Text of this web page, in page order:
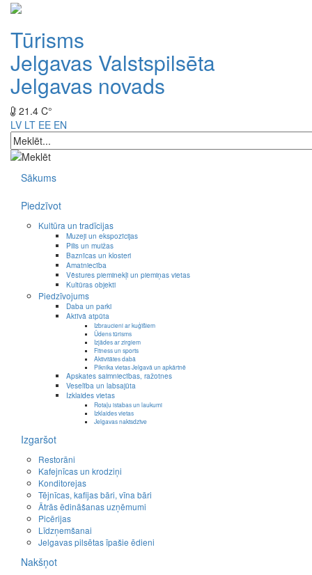
Tūrisms
Jelgavas Valstspilsēta
Jelgavas novads
21.4 C°
LV LT EE EN
Sākums
Piedzīvot
Kultūra un tradīcijas
Muzeji un ekspozīcijas
Pilis un muižas
Baznīcas un klosteri
Amatniecība
Vēstures pieminekļi un piemiņas vietas
Kultūras objekti
Piedzīvojums
Daba un parki
Aktīvā atpūta
Izbraucieni ar kuģīšiem
Ūdens tūrisms
Izjādes ar zirgiem
Fitness un sports
Aktivitātes dabā
Piknika vietas Jelgavā un apkārtnē
Apskates saimniecības, ražotnes
Veselība un labsajūta
Izklaides vietas
Rotaļu istabas un laukumi
Izklaides vietas
Jelgavas naktsdzīve
Izgaršot
Restorāni
Kafejnīcas un krodziņi
Konditorejas
Tējnīcas, kafijas bāri, vīna bāri
Ātrās ēdināšanas uzņēmumi
Picērijas
Līdzņemšanai
Jelgavas pilsētas īpašie ēdieni
Nakšņot